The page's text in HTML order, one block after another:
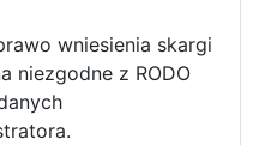
wniesienia skargi
niezgodne z RODO